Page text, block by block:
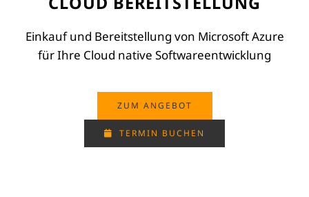
Einkauf und Bereitstellung von Microsoft Azure
für Ihre Cloud native Softwareentwicklung
ZUM ANGEBOT
TERMIN BUCHEN